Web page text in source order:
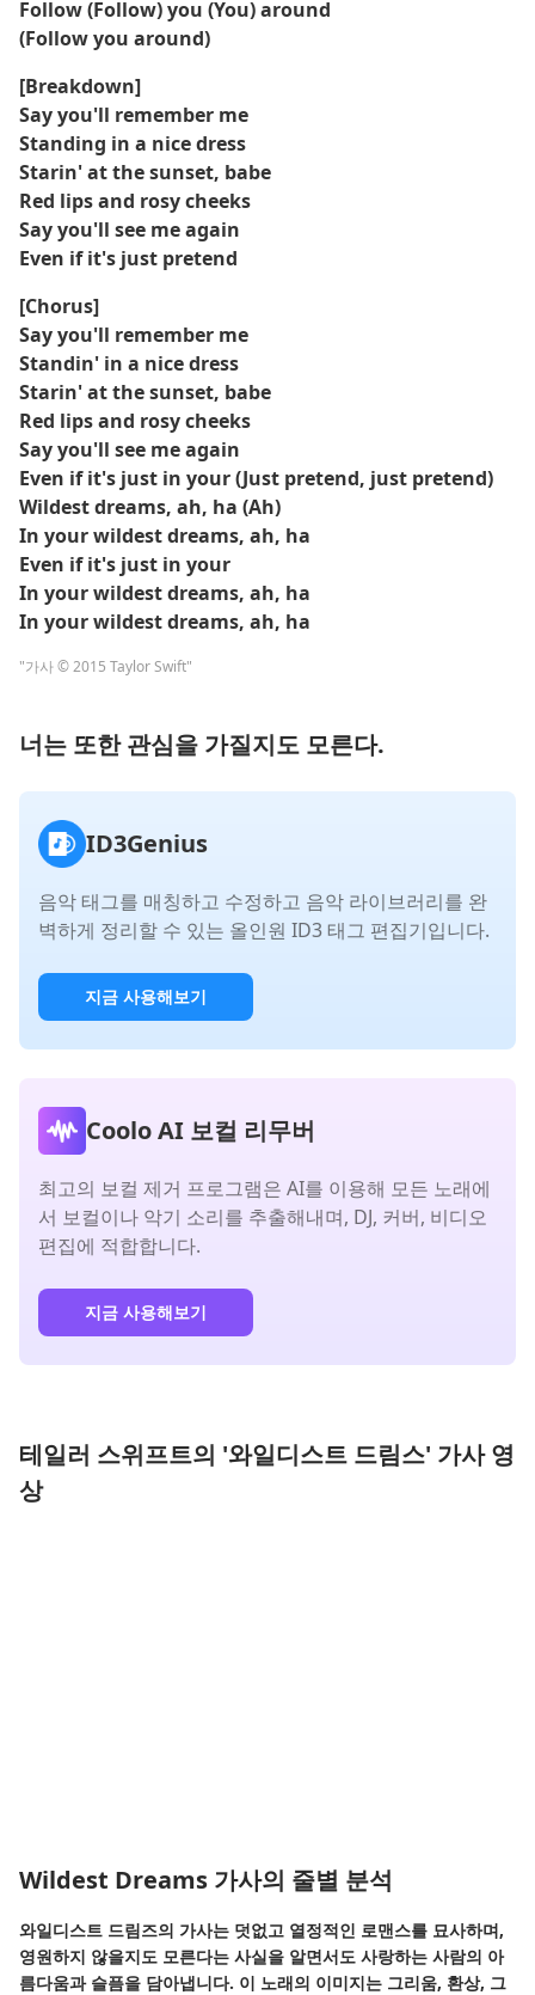
Follow (Follow) you (You) around
(Follow you around)
[Breakdown]
Say you'll remember me
Standing in a nice dress
Starin' at the sunset, babe
Red lips and rosy cheeks
Say you'll see me again
Even if it's just pretend
[Chorus]
Say you'll remember me
Standin' in a nice dress
Starin' at the sunset, babe
Red lips and rosy cheeks
Say you'll see me again
Even if it's just in your (Just pretend, just pretend)
Wildest dreams, ah, ha (Ah)
In your wildest dreams, ah, ha
Even if it's just in your
In your wildest dreams, ah, ha
In your wildest dreams, ah, ha
"가사 © 2015 Taylor Swift"
너는 또한 관심을 가질지도 모른다.
ID3Genius
음악 태그를 매칭하고 수정하고 음악 라이브러리를 완
벽하게 정리할 수 있는 올인원 ID3 태그 편집기입니다.
지금 사용해보기
Coolo AI 보컬 리무버
최고의 보컬 제거 프로그램은 AI를 이용해 모든 노래에
서 보컬이나 악기 소리를 추출해내며, DJ, 커버, 비디오
편집에 적합합니다.
지금 사용해보기
테일러 스위프트의 '와일디스트 드림스' 가사 영
상
Wildest Dreams 가사의 줄별 분석
와일디스트 드림즈의 가사는 덧없고 열정적인 로맨스를 묘사하며,
영원하지 않을지도 모른다는 사실을 알면서도 사랑하는 사람의 아
름다움과 슬픔을 담아냅니다. 이 노래의 이미지는 그리움, 환상, 그